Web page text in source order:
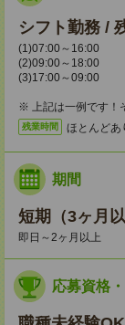
シフト勤務 /
(1)07:00～16:00
(2)09:00～18:00
(3)17:00～09:00
※ 上記は一例です！
残業時間 ほとんどあ
期間
短期（3ヶ月以
即日～2ヶ月以上
応募資格